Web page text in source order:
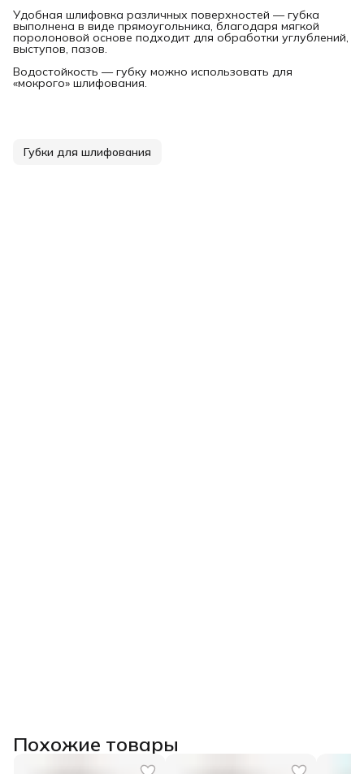
Удобная шлифовка различных поверхностей — губка
выполнена в виде прямоугольника, благодаря мягкой
поролоновой основе подходит для обработки углублений,
выступов, пазов.
Водостойкость — губку можно использовать для
«мокрого» шлифования.
Губки для шлифования
Похожие товары